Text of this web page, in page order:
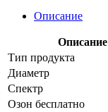
Описание
Описание
Тип продукта
Диаметр
Спектр
Озон бесплатно